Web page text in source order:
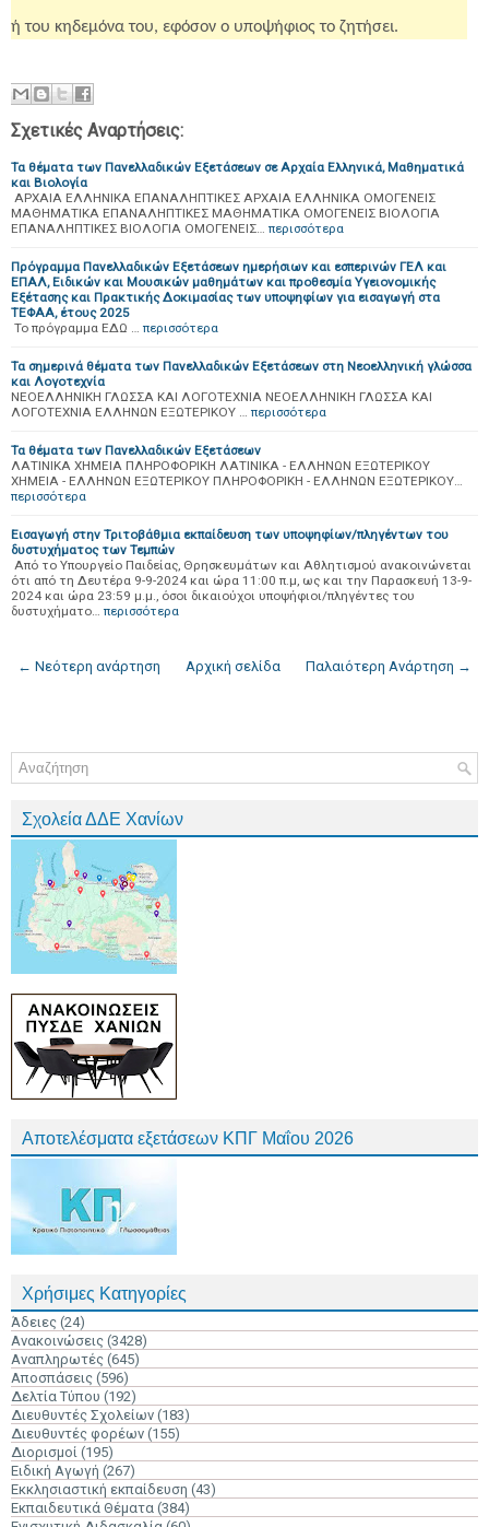
ή του κηδεμόνα του, εφόσον ο υποψήφιος το ζητήσει.
Σχετικές Αναρτήσεις:
Τα θέματα των Πανελλαδικών Εξετάσεων σε Αρχαία Ελληνικά, Μαθηματικά
και Βιολογία
ΑΡΧΑΙΑ ΕΛΛΗΝΙΚΑ ΕΠΑΝΑΛΗΠΤΙΚΕΣ ΑΡΧΑΙΑ ΕΛΛΗΝΙΚΑ ΟΜΟΓΕΝΕΙΣ
ΜΑΘΗΜΑΤΙΚΑ ΕΠΑΝΑΛΗΠΤΙΚΕΣ ΜΑΘΗΜΑΤΙΚΑ ΟΜΟΓΕΝΕΙΣ ΒΙΟΛΟΓΙΑ
ΕΠΑΝΑΛΗΠΤΙΚΕΣ ΒΙΟΛΟΓΙΑ ΟΜΟΓΕΝΕΙΣ…
περισσότερα
Πρόγραμμα Πανελλαδικών Εξετάσεων ημερήσιων και εσπερινών ΓΕΛ και
ΕΠΑΛ, Ειδικών και Μουσικών μαθημάτων και προθεσμία Υγειονομικής
Εξέτασης και Πρακτικής Δοκιμασίας των υποψηφίων για εισαγωγή στα
ΤΕΦΑΑ, έτους 2025
Το πρόγραμμα ΕΔΩ …
περισσότερα
Τα σημερινά θέματα των Πανελλαδικών Εξετάσεων στη Νεοελληνική γλώσσα
και Λογοτεχνία
ΝΕΟΕΛΛΗΝΙΚΗ ΓΛΩΣΣΑ ΚΑΙ ΛΟΓΟΤΕΧΝΙΑ ΝΕΟΕΛΛΗΝΙΚΗ ΓΛΩΣΣΑ ΚΑΙ
ΛΟΓΟΤΕΧΝΙΑ ΕΛΛΗΝΩΝ ΕΞΩΤΕΡΙΚΟΥ …
περισσότερα
Τα θέματα των Πανελλαδικών Εξετάσεων
ΛΑΤΙΝΙΚΑ ΧΗΜΕΙΑ ΠΛΗΡΟΦΟΡΙΚΗ ΛΑΤΙΝΙΚΑ - ΕΛΛΗΝΩΝ ΕΞΩΤΕΡΙΚΟΥ
ΧΗΜΕΙΑ - ΕΛΛΗΝΩΝ ΕΞΩΤΕΡΙΚΟΥ ΠΛΗΡΟΦΟΡΙΚΗ - ΕΛΛΗΝΩΝ ΕΞΩΤΕΡΙΚΟΥ…
περισσότερα
Εισαγωγή στην Τριτοβάθμια εκπαίδευση των υποψηφίων/πληγέντων του
δυστυχήματος των Τεμπών
Από το Υπουργείο Παιδείας, Θρησκευμάτων και Αθλητισμού ανακοινώνεται
ότι από τη Δευτέρα 9-9-2024 και ώρα 11:00 π.μ, ως και την Παρασκευή 13-9-
2024 και ώρα 23:59 μ.μ., όσοι δικαιούχοι υποψήφιοι/πληγέντες του
δυστυχήματο…
περισσότερα
← Νεότερη ανάρτηση Παλαιότερη Ανάρτηση →
Αρχική σελίδα
Σχολεία ΔΔΕ Χανίων
Αποτελέσματα εξετάσεων ΚΠΓ Μαΐου 2026
Χρήσιμες Κατηγορίες
Άδειες (24)
Ανακοινώσεις (3428)
Αναπληρωτές (645)
Αποσπάσεις (596)
Δελτία Τύπου (192)
Διευθυντές Σχολείων (183)
Διευθυντές φορέων (155)
Διορισμοί (195)
Ειδική Αγωγή (267)
Εκκλησιαστική εκπαίδευση (43)
Εκπαιδευτικά Θέματα (384)